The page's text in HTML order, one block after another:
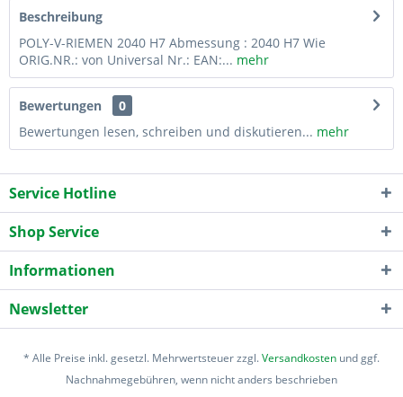
Beschreibung
POLY-V-RIEMEN 2040 H7 Abmessung : 2040 H7 Wie
ORIG.NR.: von Universal Nr.: EAN:... mehr
Bewertungen
0
Bewertungen lesen, schreiben und diskutieren... mehr
Service Hotline
Shop Service
Informationen
Newsletter
* Alle Preise inkl. gesetzl. Mehrwertsteuer zzgl.Versandkosten und ggf.
Nachnahmegebühren, wenn nicht anders beschrieben